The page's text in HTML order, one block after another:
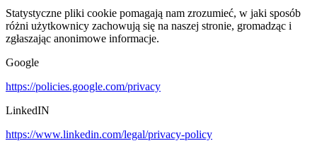
Statystyczne pliki cookie pomagają nam zrozumieć, w jaki sposób
różni użytkownicy zachowują się na naszej stronie, gromadząc i
zgłaszając anonimowe informacje.
Google
https://policies.google.com/privacy
LinkedIN
https://www.linkedin.com/legal/privacy-policy